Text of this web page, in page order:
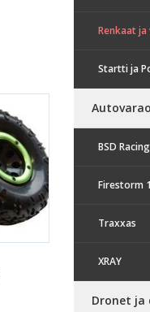
Renkaat
Startti ja
BSD Racing
Firestorm
Traxxas
XRAY
Dronet